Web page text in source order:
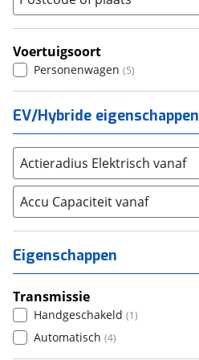
Renault (9 )
Seat (0)
SKODA (0)
Suzuki (1)
Toyota
Volkswagen (133)
Alle merken
Abarth (17)
Aiways (0)
Aixam
0
Alpine (
Aston Martin (3
Audi (145)
Voertuigsoort
Personenwagen (5)
EV/Hybride eigenschappen
Actieradius Elektrisch vanaf
Accu Capaciteit vanaf
Eigenschappen
Transmissie
Handgeschakeld (1)
Automatisch (4)